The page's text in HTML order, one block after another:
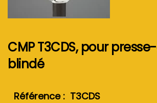
CMP T3CDS, pour
blindé
Référence : T3CDS